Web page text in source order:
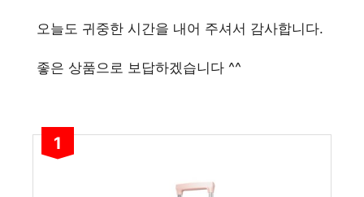
오늘도 귀중한 시간을 내어 주셔서 감사합니다.
좋은 상품으로 보답하겠습니다 ^^
1